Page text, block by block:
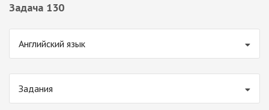
Задача 130
Английский язык
Задания